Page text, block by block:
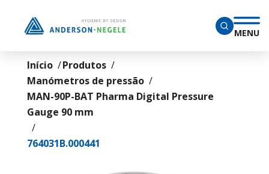
MENU
Início
Produtos
Manómetros de pressão
MAN-90P-BAT Pharma Digital Pressure
Gauge 90 mm
764031B.000441